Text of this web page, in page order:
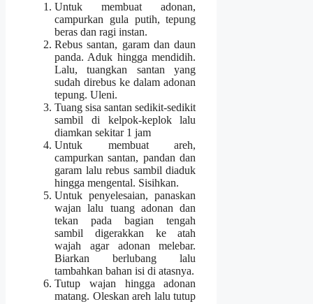
Untuk membuat adonan,
campurkan gula putih, tepung
beras dan ragi instan.
Rebus santan, garam dan daun
panda. Aduk hingga mendidih.
Lalu, tuangkan santan yang
sudah direbus ke dalam adonan
tepung. Uleni.
Tuang sisa santan sedikit-sedikit
sambil di kelpok-keplok lalu
diamkan sekitar 1 jam
Untuk membuat areh,
campurkan santan, pandan dan
garam lalu rebus sambil diaduk
hingga mengental. Sisihkan.
Untuk penyelesaian, panaskan
wajan lalu tuang adonan dan
tekan pada bagian tengah
sambil digerakkan ke atah
wajah agar adonan melebar.
Biarkan berlubang lalu
tambahkan bahan isi di atasnya.
Tutup wajan hingga adonan
matang. Oleskan areh lalu tutup